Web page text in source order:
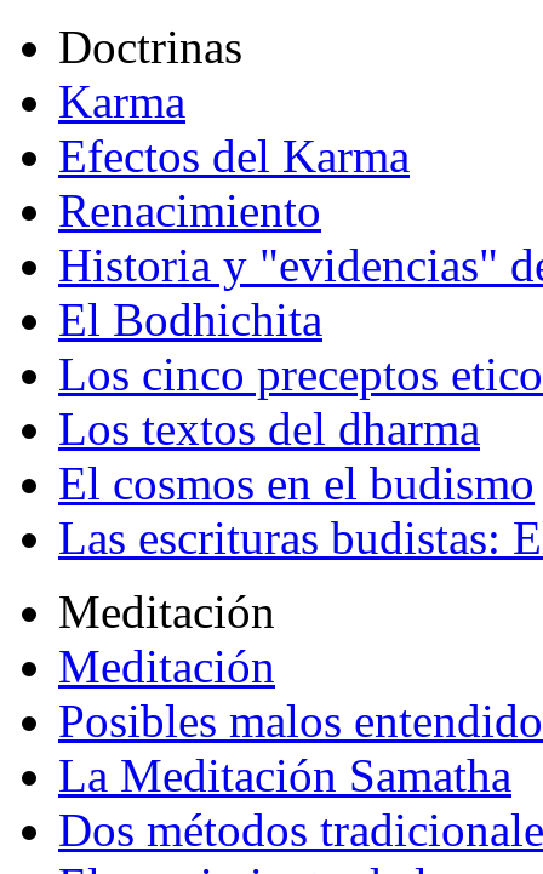
Doctrinas
Karma
Efectos del Karma
Renacimiento
Historia y "evidencias"
El Bodhichita
Los cinco preceptos
Los textos del dharma
El cosmos en el budismo
Las escrituras budistas:
Meditación
Meditación
Posibles malos
La Meditación Samatha
Dos métodos